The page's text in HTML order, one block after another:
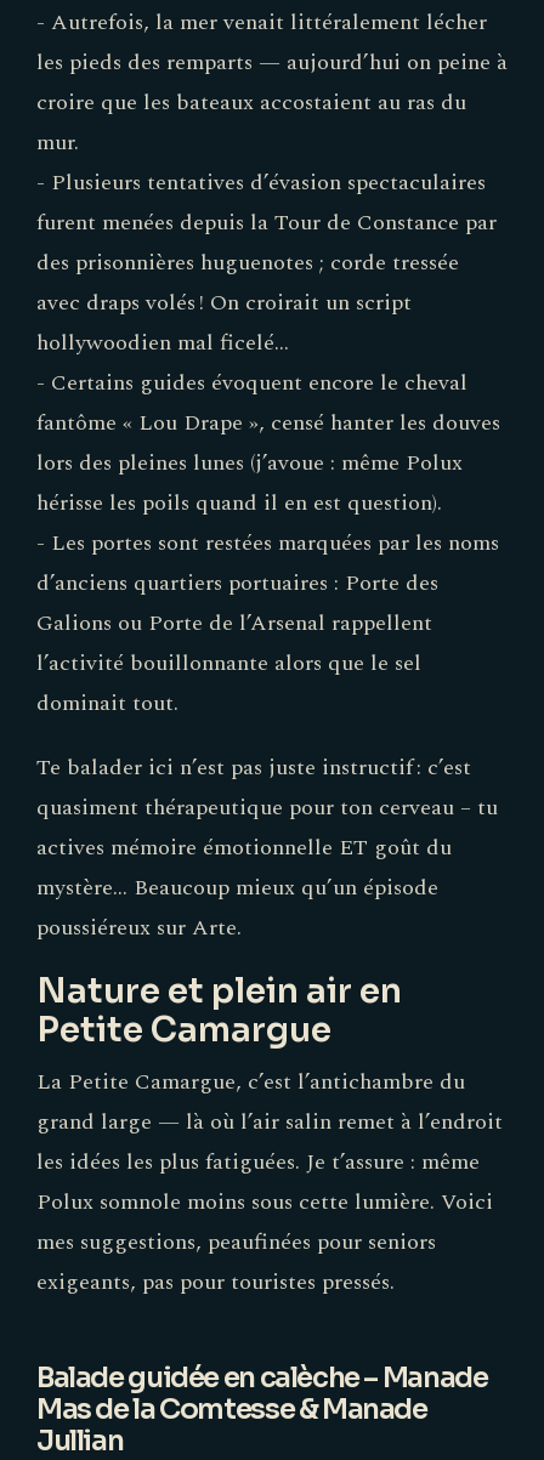
- Autrefois, la mer venait littéralement lécher
les pieds des remparts — aujourd’hui on peine à
croire que les bateaux accostaient au ras du
mur.
- Plusieurs tentatives d’évasion spectaculaires
furent menées depuis la Tour de Constance par
des prisonnières huguenotes ; corde tressée
avec draps volés ! On croirait un script
hollywoodien mal ficelé…
- Certains guides évoquent encore le cheval
fantôme « Lou Drape », censé hanter les douves
lors des pleines lunes (j’avoue : même Polux
hérisse les poils quand il en est question).
- Les portes sont restées marquées par les noms
d’anciens quartiers portuaires : Porte des
Galions ou Porte de l’Arsenal rappellent
l’activité bouillonnante alors que le sel
dominait tout.
Te balader ici n’est pas juste instructif : c’est
quasiment thérapeutique pour ton cerveau – tu
actives mémoire émotionnelle ET goût du
mystère… Beaucoup mieux qu’un épisode
poussiéreux sur Arte.
Nature et plein air en
Petite Camargue
La Petite Camargue, c’est l’antichambre du
grand large — là où l’air salin remet à l’endroit
les idées les plus fatiguées. Je t’assure : même
Polux somnole moins sous cette lumière. Voici
mes suggestions, peaufinées pour seniors
exigeants, pas pour touristes pressés.
Balade guidée en calèche – Manade
Mas de la Comtesse & Manade
Jullian